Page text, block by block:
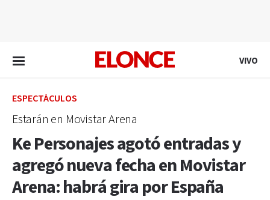
VIVO
ESPECTÁCULOS
Estarán en Movistar Arena
Ke Personajes agotó entradas y
agregó nueva fecha en Movistar
Arena: habrá gira por España